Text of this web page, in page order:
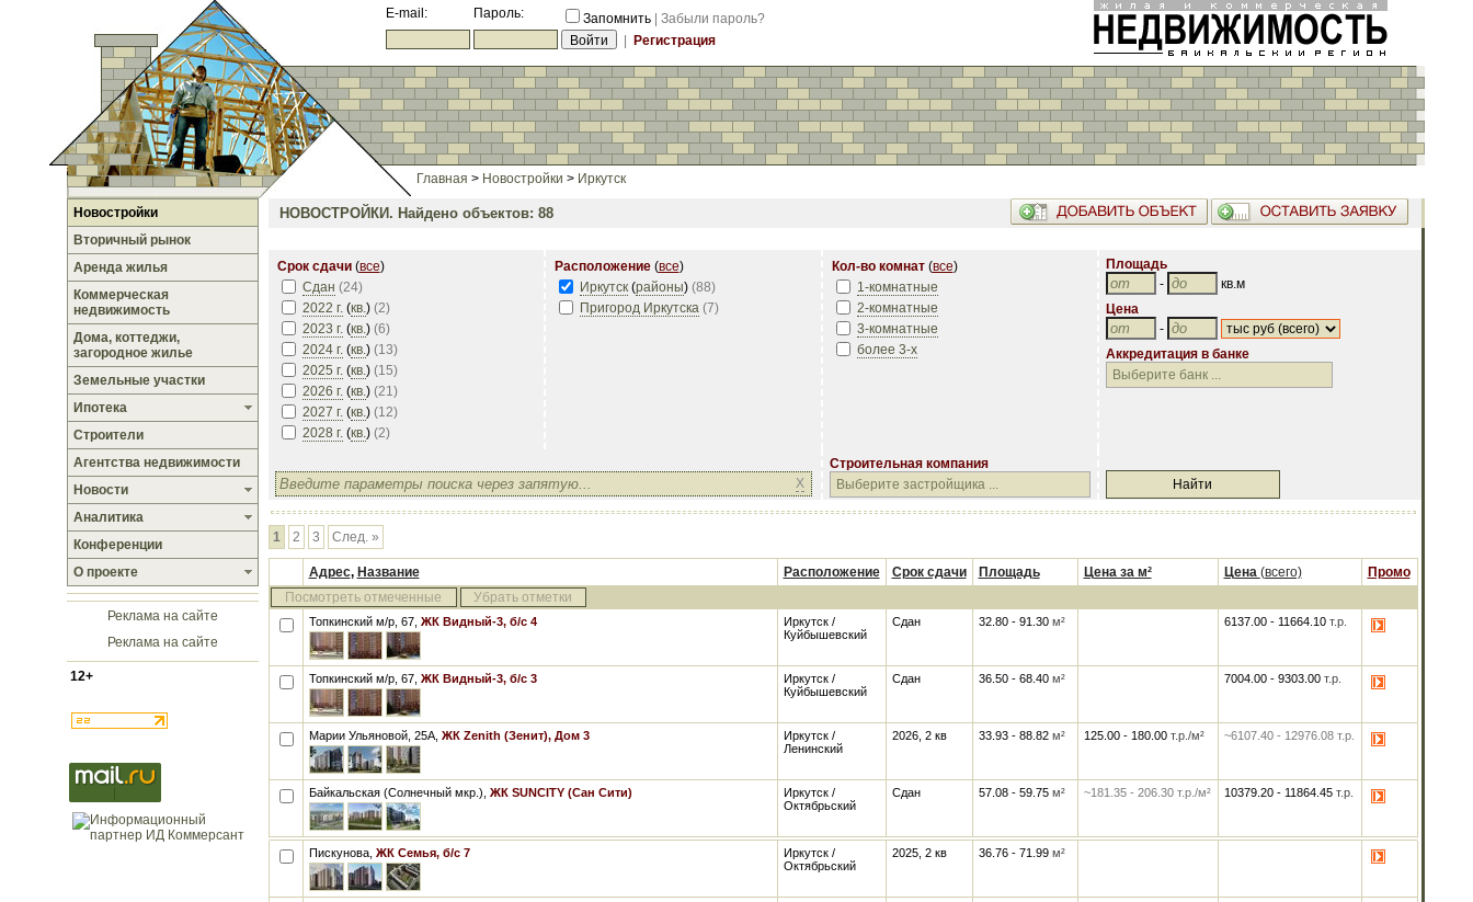
E-mail: Пароль: Запомнить
Забыли пароль?
Регистрация
Главная > Новостройки > Иркутск
Новостройки
Вторичный рынок
Аренда жилья
Коммерческая
недвижимость
Дома, коттеджи,
загородное жилье
Земельные участки
Ипотека
Строители
Агентства недвижимости
Новости
Аналитика
Конференции
О проекте
Реклама на сайте
Реклама на сайте
12+
НОВОСТРОЙКИ. Найдено объектов: 88
Срок сдачи(все)
Сдан (24)
2022 г. (кв.) (2)
2023 г. (кв.) (6)
2024 г. (кв.) (13)
2025 г. (кв.) (15)
2026 г. (кв.) (21)
2027 г. (кв.) (12)
2028 г. (кв.) (2)
Расположение(все)
Иркутск (районы) (88)
Пригород Иркутска (7)
Кол-во комнат(все)
1-комнатные
2-комнатные
3-комнатные
более 3-х
Площадь
-
кв.м
Цена
-
Аккредитация в банке
Аккредитация в банке
X
Строительная компания
Строительная компания
1 2 3 След. »
Адрес, Название Расположение Срок сдачи Площадь Цена за м² Цена (всего)
Промо
Посмотреть отмеченные
Убрать отметки
Топкинский м/р, 67, ЖК Видный-3, б/с 4
Иркутск /
Куйбышевский
Сдан 32.80 - 91.30 м² 6137.00- 11664.10 т.р.
Топкинский м/р, 67, ЖК Видный-3, б/с 3
Иркутск /
Куйбышевский
Сдан 36.50 - 68.40 м² 7004.00- 9303.00 т.р.
Марии Ульяновой, 25А, ЖК Zenith (Зенит), Дом 3
Иркутск /
Ленинский
2026, 2 кв 33.93 - 88.82 м² 125.00- 180.00 т.р./м² ~6107.40- 12976.08 т.р.
Байкальская (Солнечный мкр.), ЖК SUNCITY (Сан Сити)
Иркутск /
Октябрьский
Сдан 57.08 - 59.75 м² ~181.35- 206.30 т.р./м² 10379.20- 11864.45 т.р.
Пискунова, ЖК Семья, б/с 7
Иркутск /
Октябрьский
2025, 2 кв 36.76 - 71.99 м²